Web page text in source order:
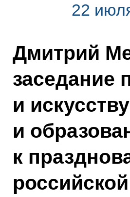
22
Дмитрий
заседание
и
и
к